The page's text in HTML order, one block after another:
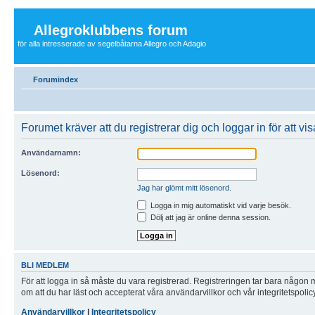
Allegroklubbens forum
för alla intresserade av segelbåtarna Allegro och Adagio
Forumindex
Forumet kräver att du registrerar dig och loggar in för att
Användarnamn:
Lösenord:
Jag har glömt mitt lösenord.
Logga in mig automatiskt vid varje besök.
Dölj att jag är online denna session.
BLI MEDLEM
För att logga in så måste du vara registrerad. Registreringen tar bara
om att du har läst och accepterat våra användarvillkor och vår
Användarvillkor
Integritetspolicy